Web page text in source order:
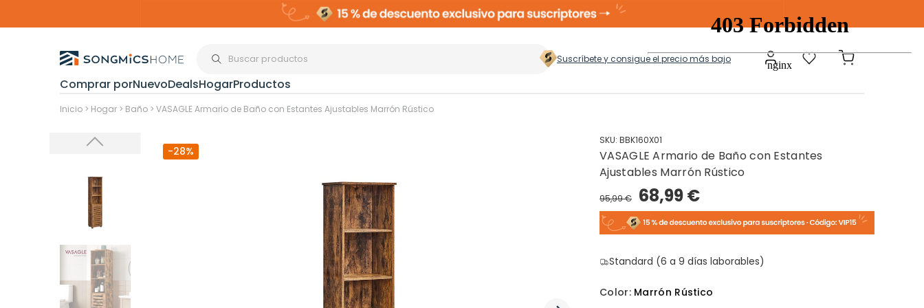
Suscríbete y consigue el precio más bajo
Comprar porNuevoDealsHogarProductos
Organización del hogar>
Ropa Modulares
Almacenamiento
Cestos Ropa Sucia Baules Ottoman
Inicio > Hogar > Baño > VASAGLE Armario de Baño con Estantes Ajustables Marrón Rústico
-28%
SKU: BBK160X01
VASAGLE Armario de Baño con Estantes
Ajustables Marrón Rústico
95,99 € 68,99 €
Standard (6 a 9 días laborables)
Color: Marrón Rústico